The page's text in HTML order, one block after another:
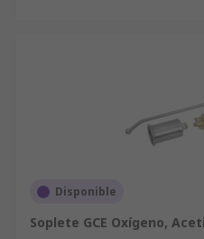
Disponible
Soplete GCE Oxígeno,